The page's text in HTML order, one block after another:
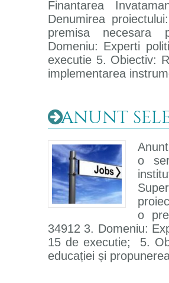
Finantarea
Denumirea
premisa necesara
Domeniu: Experti
executie 5. Obiectiv:
implementarea
ANUNT
o
o
34912 3. Domeniu:
15 de executie; 5.
educației și